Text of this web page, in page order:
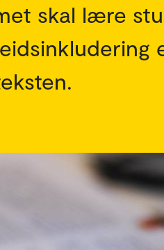
skal lære